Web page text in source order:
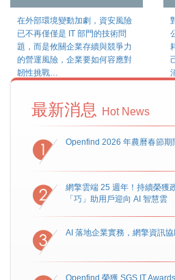
在外部環境變動加劇，資安風險
已不再僅僅是 IT 部門的技術問
題，而是攸關企業存續與競爭力
的營運風險，企業要如何容應對
韌性挑戰…
最新消息 Hot News
Openfind 2026 年農曆春節期
網擎雲端 25 週年！持續榮獲
「巧」助用戶迎向 AI 智慧雲
AI 落地企業實務，網擎資訊
Openfind 榮獲 SGS IT